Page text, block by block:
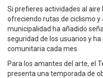
Si prefieres actividades al aire
ofreciendo rutas de ciclismo y
municipalidad ha añadido
seguridad de los usuarios y
comunitaria cada mes.
Para los amantes del arte, el
presenta una temporada de